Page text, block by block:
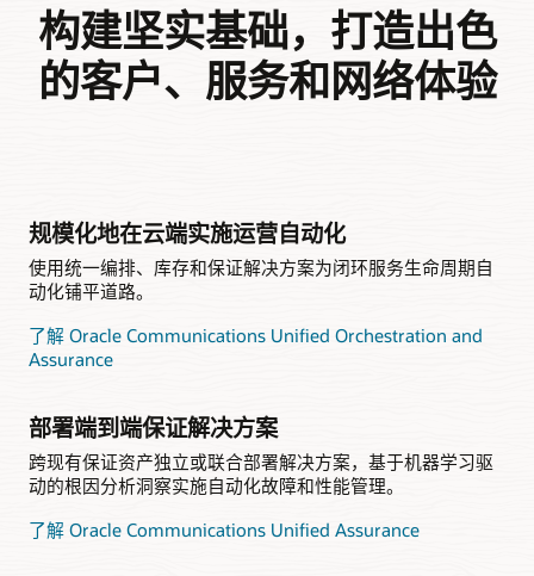
构建坚实基础，打造出色
的客户、服务和网络体验
规模化地在云端实施运营自动化
使用统一编排、库存和保证解决方案为闭环服务生命周期自
动化铺平道路。
了解 Oracle Communications Unified Orchestration and
Assurance
部署端到端保证解决方案
跨现有保证资产独立或联合部署解决方案，基于机器学习驱
动的根因分析洞察实施自动化故障和性能管理。
了解 Oracle Communications Unified Assurance